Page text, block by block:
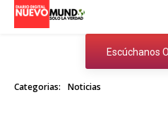
Escúchanos
Categorias: Noticias